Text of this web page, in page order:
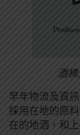
酒
早年物流及資
採用在地的原
在的地酒，和